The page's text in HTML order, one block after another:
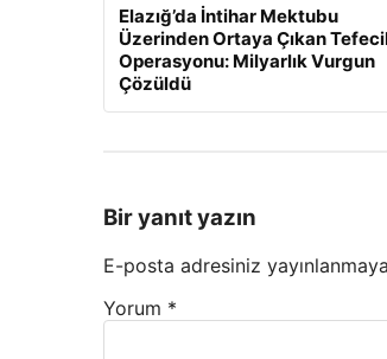
Elazığ’da İntihar Mektubu
Üzerinden Ortaya Çıkan
Operasyonu: Milyarlık Vurgun
Çözüldü
Bir yanıt yazın
E-posta adresiniz
Yorum *